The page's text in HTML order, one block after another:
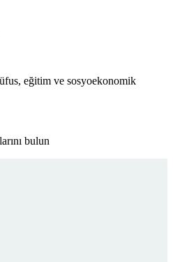
eğitim ve sosyoekonomik
bulun